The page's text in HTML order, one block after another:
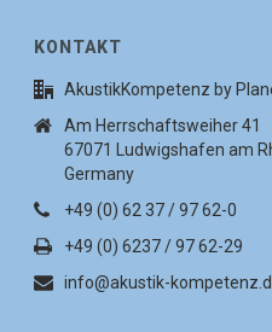
KONTAKT
AkustikKompetenz by
Am Herrschaftsweiher 41
67071 Ludwigshafen am
Germany
+49 (0) 62 37 / 97 62-0
+49 (0) 6237 / 97 62-29
info@akustik-